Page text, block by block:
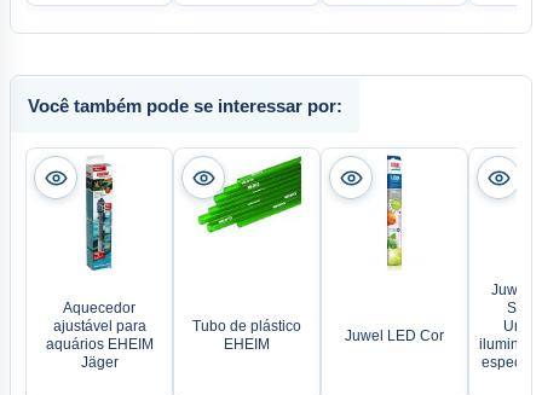
Você também pode se interessar por:
Aquecedor
ajustável para
aquários EHEIM
Jäger
Tubo de plástico
EHEIM
Juwel LED Cor
Juwel
espectro